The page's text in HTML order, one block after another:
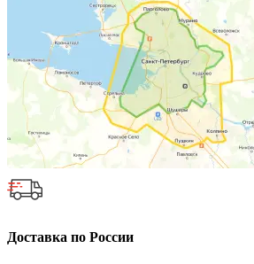
Доставка по России